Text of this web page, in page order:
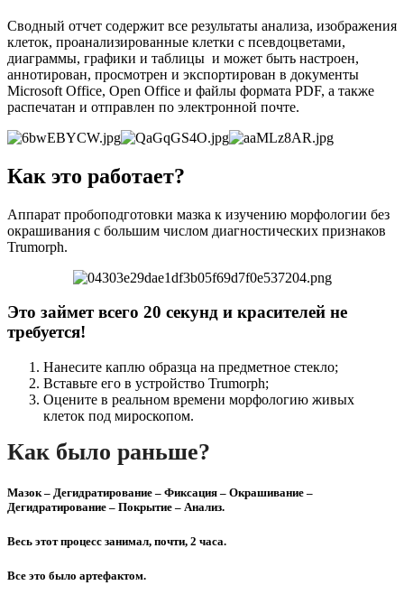
Сводный отчет содержит все результаты анализа, изображения
клеток, проанализированные клетки с псевдоцветами,
диаграммы, графики и таблицы и может быть настроен,
аннотирован, просмотрен и экспортирован в документы
Microsoft Office, Open Office и файлы формата PDF, а также
распечатан и отправлен по электронной почте.
Как это работает?
Аппарат пробоподготовки мазка к изучению морфологии без
окрашивания с большим числом диагностических признаков
Trumorph.
Это займет всего 20 секунд и красителей не
требуется!
Нанесите каплю образца на предметное стекло;
Вставьте его в устройство Trumorph;
Оцените в реальном времени морфологию живых
клеток под мироскопом.
Как было раньше?
Мазок – Дегидратирование – Фиксация – Окрашивание –
Дегидратирование – Покрытие – Анализ.
Весь этот процесс занимал, почти, 2 часа.
Все это было артефактом.